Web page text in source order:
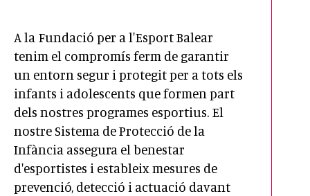
A la Fundació per a l'Esport Balear
tenim el compromís ferm de garantir
un entorn segur i protegit per a tots els
infants i adolescents que formen part
dels nostres programes esportius. El
nostre Sistema de Protecció de la
Infància assegura el benestar
d'esportistes i estableix mesures de
prevenció, detecció i actuació davant